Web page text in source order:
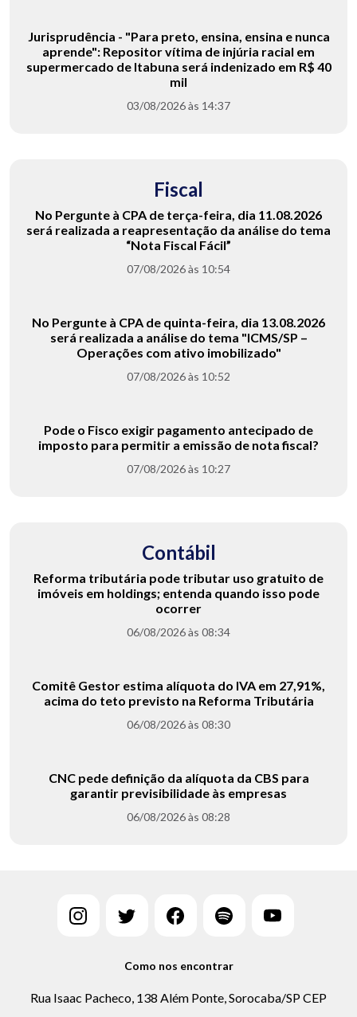
Jurisprudência - "Para preto, ensina, ensina e nunca
aprende": Repositor vítima de injúria racial em
supermercado de Itabuna será indenizado em R$ 40
mil
03/08/2026 às 14:37
Fiscal
No Pergunte à CPA de terça-feira, dia 11.08.2026
será realizada a reapresentação da análise do tema
“Nota Fiscal Fácil”
07/08/2026 às 10:54
No Pergunte à CPA de quinta-feira, dia 13.08.2026
será realizada a análise do tema "ICMS/SP –
Operações com ativo imobilizado"
07/08/2026 às 10:52
Pode o Fisco exigir pagamento antecipado de
imposto para permitir a emissão de nota fiscal?
07/08/2026 às 10:27
Contábil
Reforma tributária pode tributar uso gratuito de
imóveis em holdings; entenda quando isso pode
ocorrer
06/08/2026 às 08:34
Comitê Gestor estima alíquota do IVA em 27,91%,
acima do teto previsto na Reforma Tributária
06/08/2026 às 08:30
CNC pede definição da alíquota da CBS para
garantir previsibilidade às empresas
06/08/2026 às 08:28
Como nos encontrar
Rua Isaac Pacheco, 138 Além Ponte, Sorocaba/SP CEP